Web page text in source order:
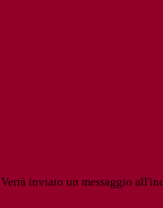
Verrà inviato un messaggio